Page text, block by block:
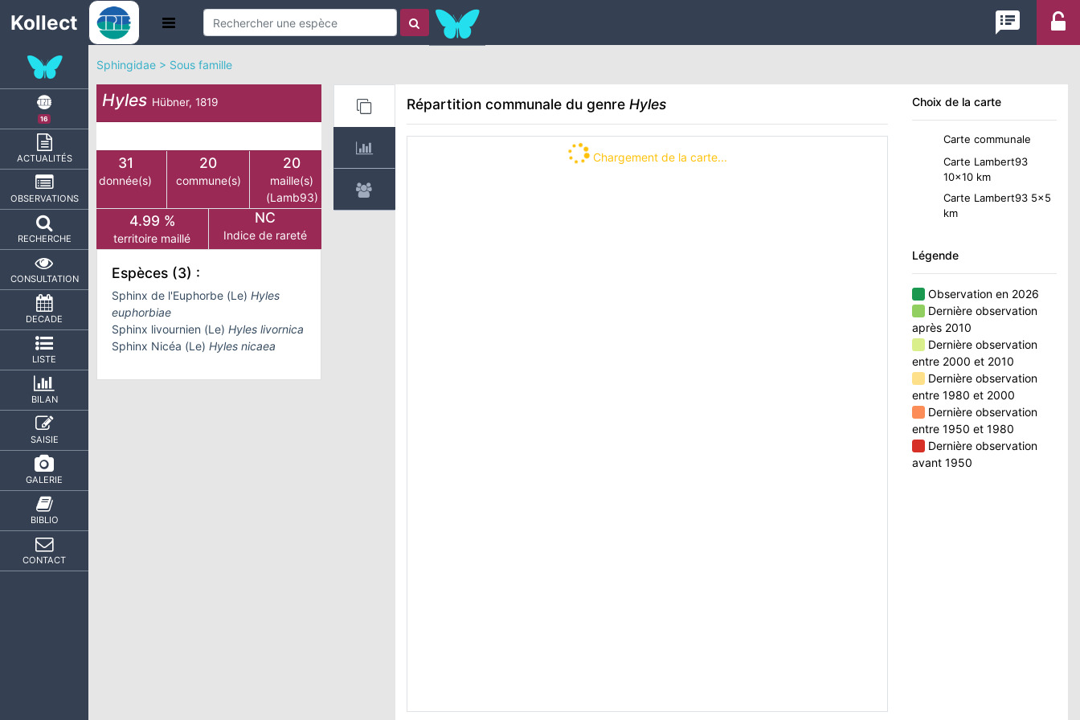
speaker_notes
Kollect
16
ACTUALITÉS
OBSERVATIONS
RECHERCHE
CONSULTATION
DECADE
LISTE
BILAN
SAISIE
GALERIE
BIBLIO
CONTACT
Sphingidae > Sous famille
Hyles Hübner, 1819
31
donnée(s)
20
commune(s)
20
maille(s)
(Lamb93)
4.99 %
territoire maillé
NC
Indice de rareté
Espèces (3) :
Sphinx de l'Euphorbe (Le) Hyles
euphorbiae
Sphinx livournien (Le) Hyles livornica
Sphinx Nicéa (Le) Hyles nicaea
Répartition communaledu genreHyles
Chargement de la carte...
Choix de la carte
Carte communale
Carte Lambert93
10x10 km
Carte Lambert93 5x5
km
Légende
Observation en 2026
Dernière observation
après 2010
Dernière observation
entre 2000 et 2010
Dernière observation
entre 1980 et 2000
Dernière observation
entre 1950 et 1980
Dernière observation
avant 1950